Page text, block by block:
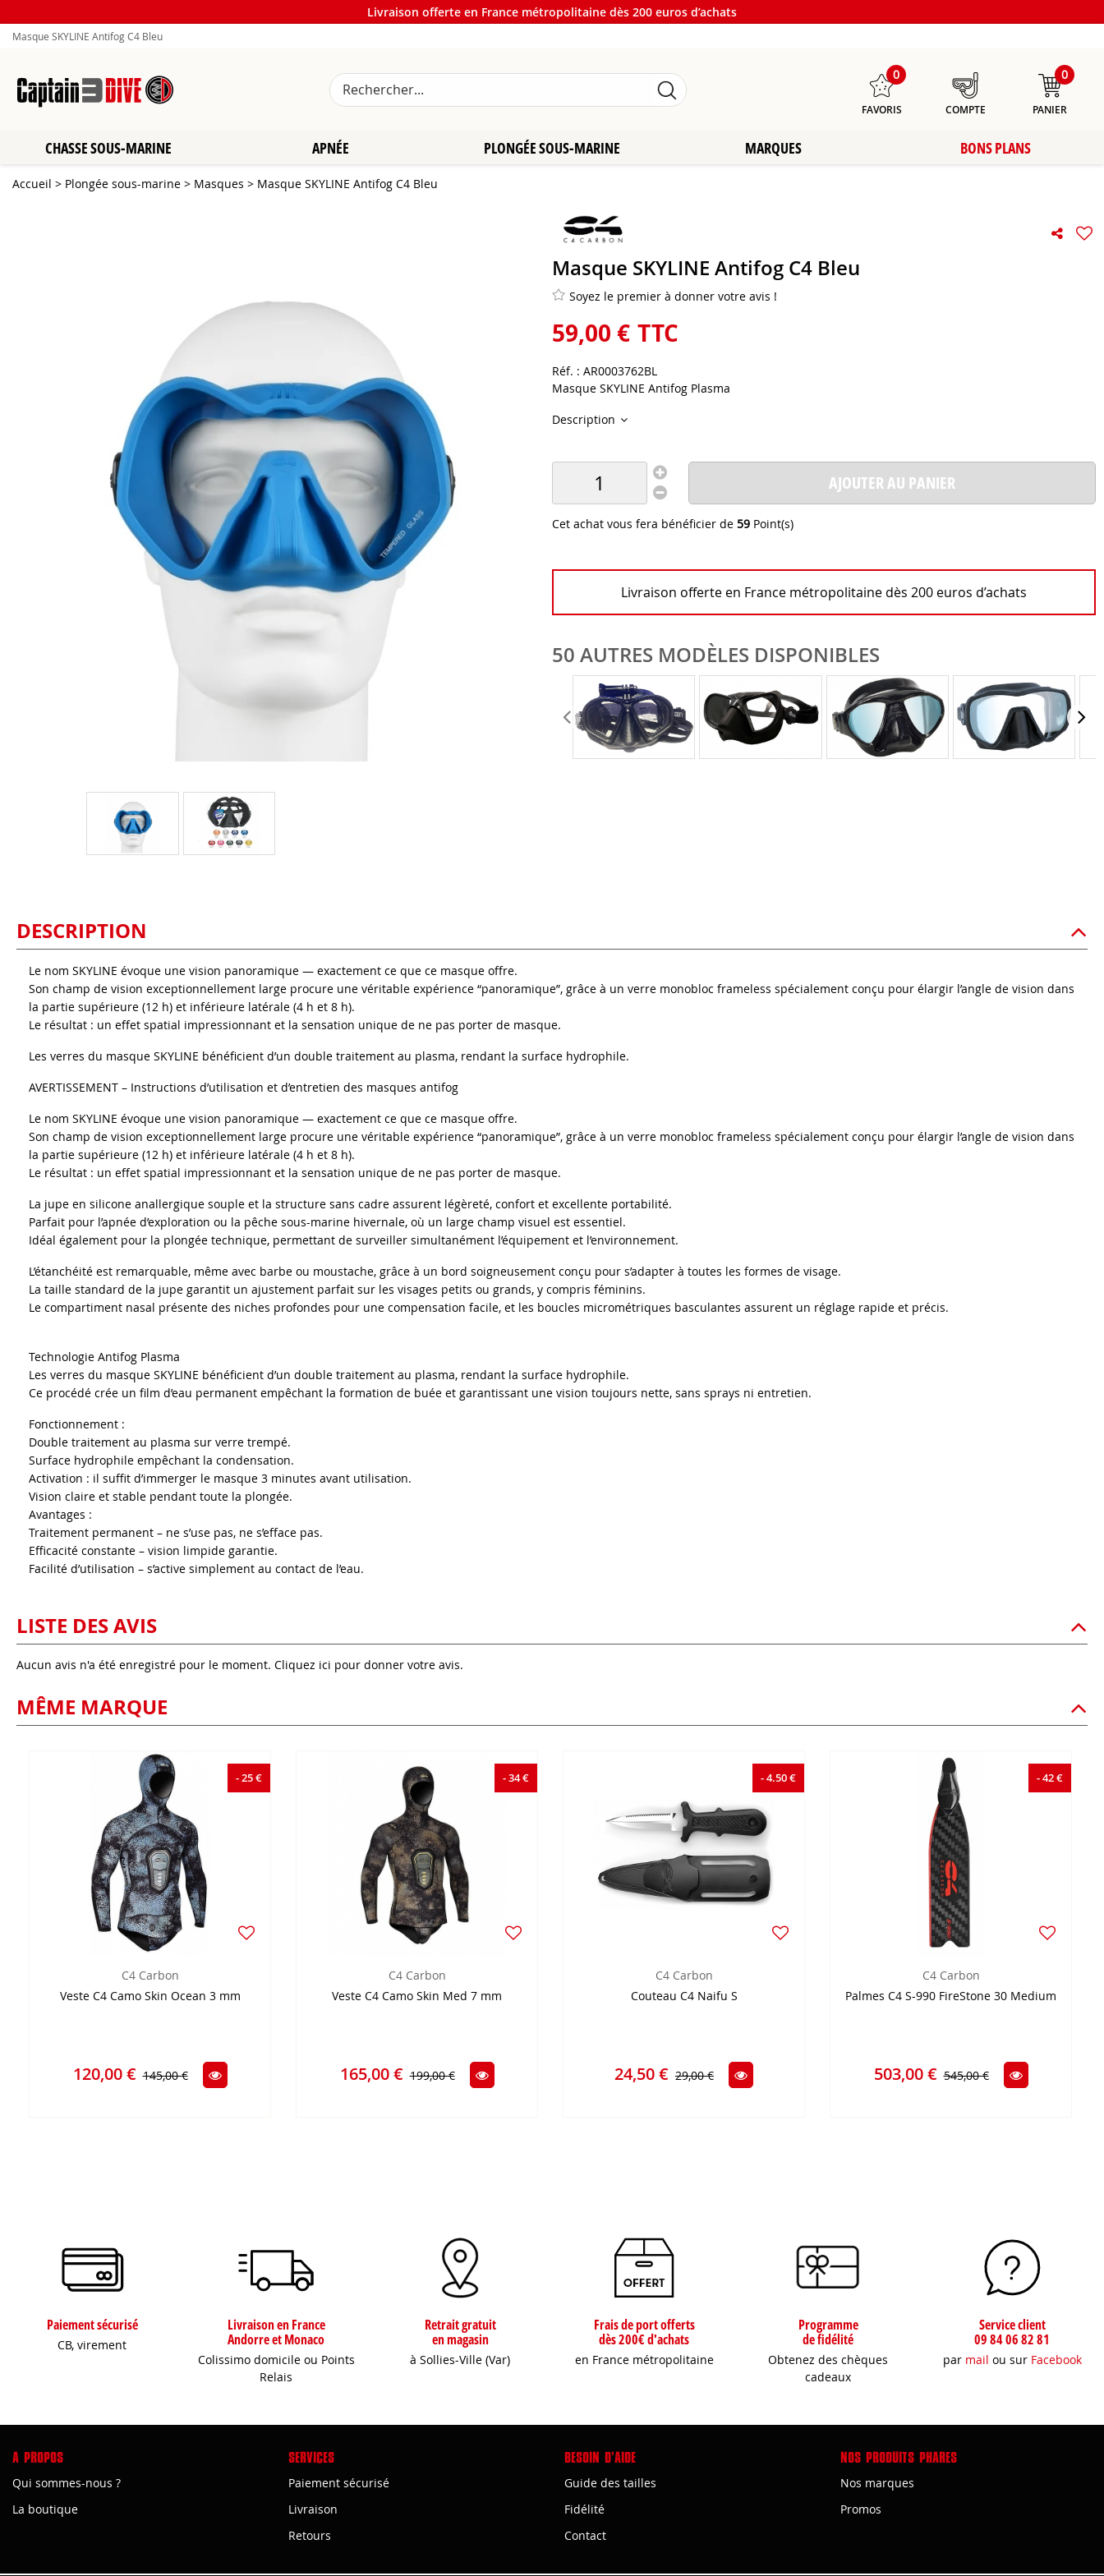
Livraison offerte en France métropolitaine dès 200 euros d’achats
Masque SKYLINE Antifog C4 Bleu
0
FAVORIS COMPTE
0
PANIER
CHASSE SOUS-MARINE APNÉE PLONGÉE SOUS-MARINE MARQUES BONS PLANS
Accueil > Plongée sous-marine > Masques > Masque SKYLINE Antifog C4 Bleu
Masque SKYLINE Antifog C4 Bleu
Soyez le premier à donner votre avis !
59,00 € TTC
Réf. : AR0003762BL
Masque SKYLINE Antifog Plasma
Description
AJOUTER AU PANIER
Cet achat vous fera bénéficier de 59 Point(s)
Livraison offerte en France métropolitaine dès 200 euros d’achats
50 AUTRES MODÈLES DISPONIBLES
DESCRIPTION
Le nom SKYLINE évoque une vision panoramique — exactement ce que ce masque offre.
Son champ de vision exceptionnellement large procure une véritable expérience “panoramique”, grâce à un verre monobloc frameless spécialement conçu pour élargir l’angle de vision dans
la partie supérieure (12 h) et inférieure latérale (4 h et 8 h).
Le résultat : un effet spatial impressionnant et la sensation unique de ne pas porter de masque.
Les verres du masque SKYLINE bénéficient d’un double traitement au plasma, rendant la surface hydrophile.
AVERTISSEMENT – Instructions d’utilisation et d’entretien des masques antifog
Le nom SKYLINE évoque une vision panoramique — exactement ce que ce masque offre.
Son champ de vision exceptionnellement large procure une véritable expérience “panoramique”, grâce à un verre monobloc frameless spécialement conçu pour élargir l’angle de vision dans
la partie supérieure (12 h) et inférieure latérale (4 h et 8 h).
Le résultat : un effet spatial impressionnant et la sensation unique de ne pas porter de masque.
La jupe en silicone anallergique souple et la structure sans cadre assurent légèreté, confort et excellente portabilité.
Parfait pour l’apnée d’exploration ou la pêche sous-marine hivernale, où un large champ visuel est essentiel.
Idéal également pour la plongée technique, permettant de surveiller simultanément l’équipement et l’environnement.
L’étanchéité est remarquable, même avec barbe ou moustache, grâce à un bord soigneusement conçu pour s’adapter à toutes les formes de visage.
La taille standard de la jupe garantit un ajustement parfait sur les visages petits ou grands, y compris féminins.
Le compartiment nasal présente des niches profondes pour une compensation facile, et les boucles micrométriques basculantes assurent un réglage rapide et précis.
Technologie Antifog Plasma
Les verres du masque SKYLINE bénéficient d’un double traitement au plasma, rendant la surface hydrophile.
Ce procédé crée un film d’eau permanent empêchant la formation de buée et garantissant une vision toujours nette, sans sprays ni entretien.
Fonctionnement :
Double traitement au plasma sur verre trempé.
Surface hydrophile empêchant la condensation.
Activation : il suffit d’immerger le masque 3 minutes avant utilisation.
Vision claire et stable pendant toute la plongée.
Avantages :
Traitement permanent – ne s’use pas, ne s’efface pas.
Efficacité constante – vision limpide garantie.
Facilité d’utilisation – s’active simplement au contact de l’eau.
LISTE DES AVIS
Aucun avis n'a été enregistré pour le moment. Cliquez ici pour donner votre avis.
MÊME MARQUE
- 25 €
C4 Carbon
Veste C4 Camo Skin Ocean 3 mm
120,00 € 145,00 €
- 34 €
C4 Carbon
Veste C4 Camo Skin Med 7 mm
165,00 € 199,00 €
- 4.50 €
C4 Carbon
Couteau C4 Naifu S
24,50 € 29,00 €
- 42 €
C4 Carbon
Palmes C4 S-990 FireStone 30 Medium
503,00 € 545,00 €
Paiement sécurisé
CB, virement
Livraison en France
Andorre et Monaco
Colissimo domicile ou Points
Relais
Retrait gratuit
en magasin
à Sollies-Ville (Var)
Frais de port offerts
dès 200€ d'achats
en France métropolitaine
Programme
de fidélité
Obtenez des chèques
cadeaux
Service client
09 84 06 82 81
par mail ou sur Facebook
A PROPOS
Qui sommes-nous ?
La boutique
SERVICES
Paiement sécurisé
Livraison
Retours
BESOIN D'AIDE
Guide des tailles
Fidélité
Contact
NOS PRODUITS PHARES
Nos marques
Promos